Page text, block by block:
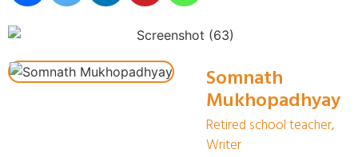
Somnath
Mukhopadhyay
Retired school teacher,
Writer